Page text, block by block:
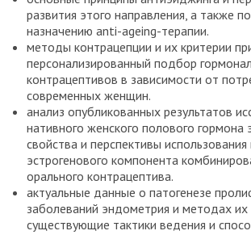
развития этого направления, а также
назначению anti-ageing-терапии.
методы контрацепции и их критерии
персонализированный подбор
контрацептивов в зависимости от
современных женщин.
анализ опубликованных результатов
нативного женского полового гормона
свойства и перспективы использования
эстрогенового компонента
орального контрацептива.
актуальные данные о патогенезе
заболеваний эндометрия и методах их
существующие тактики ведения и